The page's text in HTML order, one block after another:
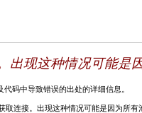
现这种情况可能是
码中导致错误的出处的详细信息。
连接。出现这种情况可能是因为所有